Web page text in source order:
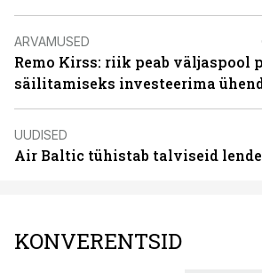
ARVAMUSED
Remo Kirss: riik peab väljaspool
säilitamiseks investeerima
UUDISED
Air Baltic tühistab talviseid lende
KONVERENTSID